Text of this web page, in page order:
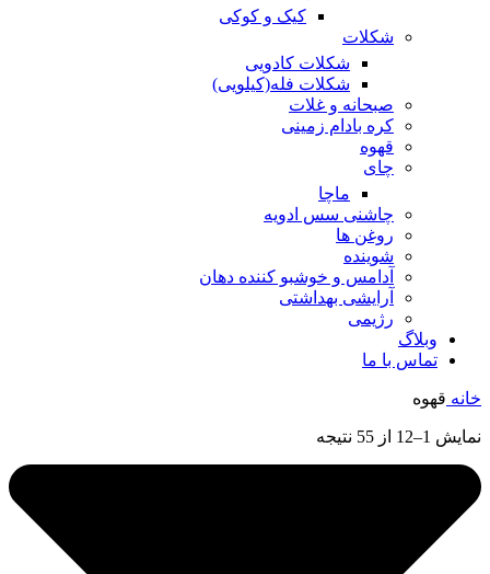
کیک و کوکی
شکلات
شکلات کادویی
شکلات فله(کیلویی)
صبحانه و غلات
کره بادام زمینی
قهوه
چای
ماچا
چاشنی سس ادویه
روغن ها
شوینده
آدامس و خوشبو کننده دهان
آرایشی بهداشتی
رژیمی
وبلاگ
تماس با ما
خانه قهوه
نمایش 1–12 از 55 نتیجه